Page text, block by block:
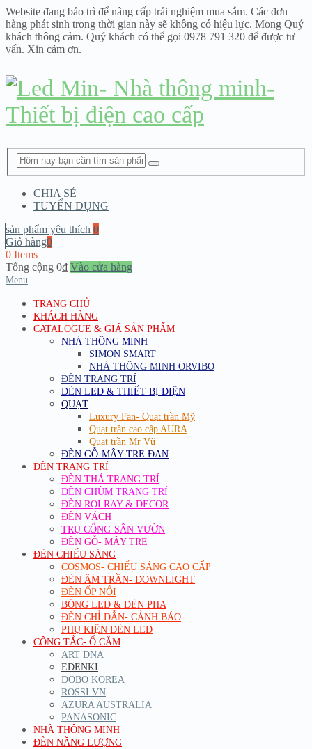
Website đang bảo trì để nâng cấp trải nghiệm mua sắm. Các đơn
hàng phát sinh trong thời gian này sẽ không có hiệu lực. Mong Quý
khách thông cảm. Quý khách có thể gọi 0978 791 320 để được tư
vấn. Xin cảm ơn.
CHIA SẺ
TUYỂN DỤNG
sản phẩm yêu thích 0
Giỏ hàng0
0 Items
Tổng cộng 0₫ Vào cửa hàng
Menu
TRANG CHỦ
KHÁCH HÀNG
CATALOGUE & GIÁ SẢN PHẨM
NHÀ THÔNG MINH
SIMON SMART
NHÀ THÔNG MINH ORVIBO
ĐÈN TRANG TRÍ
ĐÈN LED & THIẾT BỊ ĐIỆN
QUẠT
Luxury Fan- Quạt trần Mỹ
Quạt trần cao cấp AURA
Quạt trần Mr Vũ
ĐÈN GỖ-MÂY TRE ĐAN
ĐÈN TRANG TRÍ
ĐÈN THẢ TRANG TRÍ
ĐÈN CHÙM TRANG TRÍ
ĐÈN RỌI RAY & DECOR
ĐÈN VÁCH
TRỤ CỔNG-SÂN VƯỜN
ĐÈN GỖ- MÂY TRE
ĐÈN CHIẾU SÁNG
COSMOS- CHIẾU SÁNG CAO CẤP
ĐÈN ÂM TRẦN- DOWNLIGHT
ĐÈN ỐP NỔI
BÓNG LED & ĐÈN PHA
ĐÈN CHỈ DẪN- CẢNH BÁO
PHỤ KIỆN ĐÈN LED
CÔNG TẮC- Ổ CẮM
ART DNA
EDENKI
DOBO KOREA
ROSSI VN
AZURA AUSTRALIA
PANASONIC
NHÀ THÔNG MINH
ĐÈN NĂNG LƯỢNG